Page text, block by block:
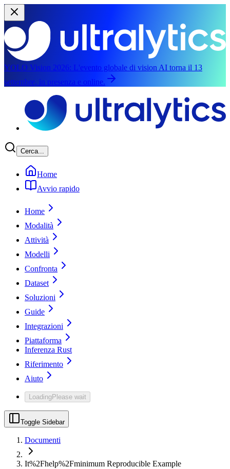
YOLO Vision 2026: L'evento globale di vision AI torna il 13
settembre, in presenza e online.
Cerca...
Home
Avvio rapido
Home
Modalità
Attività
Modelli
Confronta
Dataset
Soluzioni
Guide
Integrazioni
Piattaforma
Inferenza Rust
Riferimento
Aiuto
LoadingPlease wait
Toggle Sidebar
Documenti
It%2Fhelp%2Fminimum Reproducible Example